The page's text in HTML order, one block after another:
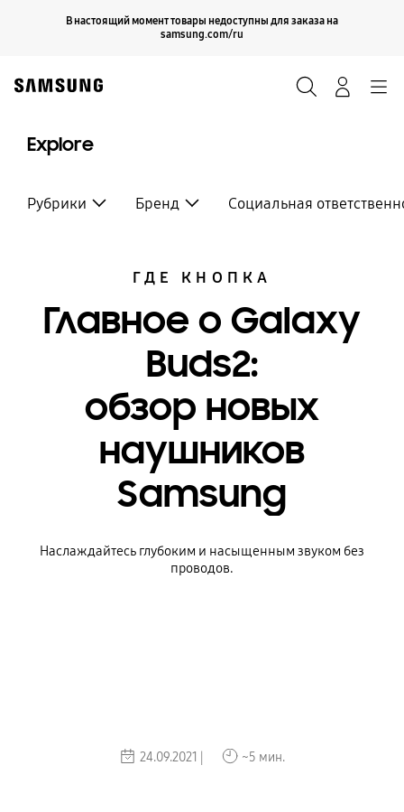
В настоящий момент товары недоступны для заказа на
samsung.com/ru
Продолжить
Explore
Рубрики Бренд Социальная
ГДЕ КНОПКА
Главное о Galaxy
Buds2:
обзор новых
наушников
Samsung
Наслаждайтесь глубоким и насыщенным звуком без
проводов.
24.09.2021 | ~5 мин.